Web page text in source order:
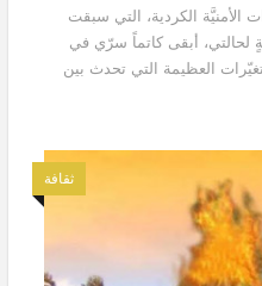
الأمنيَّة الكردية، التي سبقت
أبقى كاتماً سرّي في
العظيمة التي تحدث بين
ثقافة